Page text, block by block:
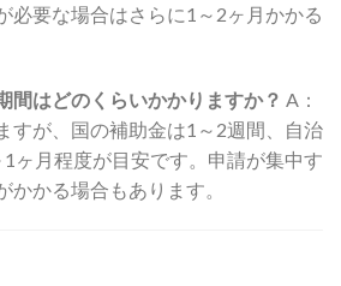
必要な場合はさらに1～2ヶ月かかる
間はどのくらいかかりますか？ A：
すが、国の補助金は1～2週間、自治
ヶ月程度が目安です。申請が集中す
かかる場合もあります。